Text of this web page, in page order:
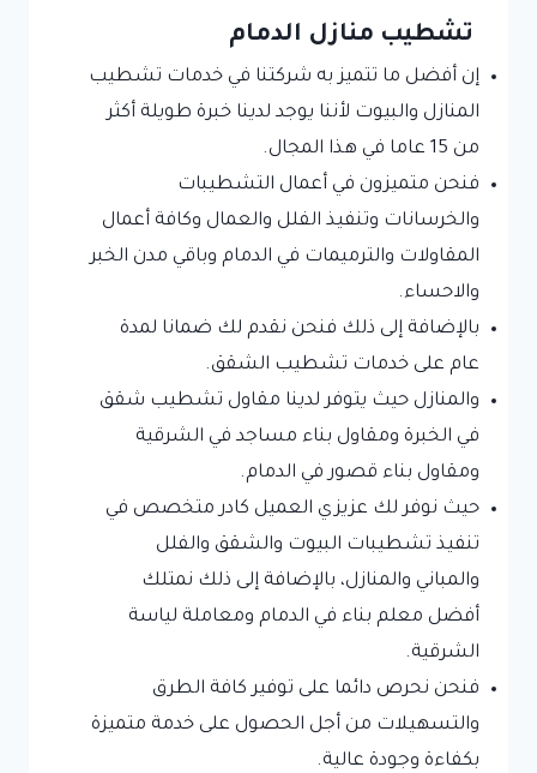
تشطيب منازل الدمام
إن أفضل ما تتميز به شركتنا في خدمات تشطيب
المنازل والبيوت لأننا يوجد لدينا خبرة طويلة أكثر
من 15 عاما في هذا المجال.
فنحن متميزون في أعمال التشطيبات
والخرسانات وتنفيذ الفلل والعمال وكافة أعمال
المقاولات والترميمات في الدمام وباقي مدن الخبر
والاحساء.
بالإضافة إلى ذلك فنحن نقدم لك ضمانا لمدة
عام على خدمات تشطيب الشقق.
والمنازل حيث يتوفر لدينا مقاول تشطيب شقق
في الخبرة ومقاول بناء مساجد في الشرقية
ومقاول بناء قصور في الدمام.
حيث نوفر لك عزيزي العميل كادر متخصص في
تنفيذ تشطيبات البيوت والشقق والفلل
والمباني والمنازل، بالإضافة إلى ذلك نمتلك
أفضل معلم بناء في الدمام ومعاملة لياسة
الشرقية.
فنحن نحرص دائما على توفير كافة الطرق
والتسهيلات من أجل الحصول على خدمة متميزة
بكفاءة وجودة عالية.